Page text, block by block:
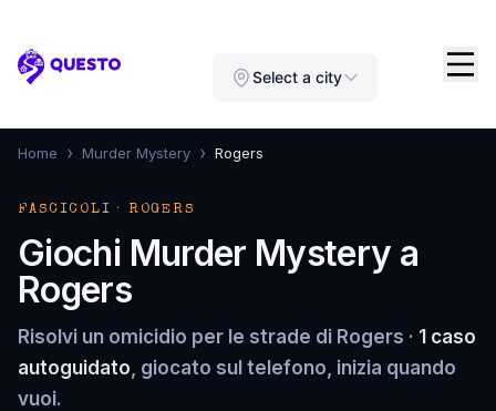
Questo Select a city
Home › Murder Mystery › Rogers
FASCICOLI · ROGERS
Giochi Murder Mystery a
Rogers
Risolvi un omicidio per le strade di Rogers · 1 caso
autoguidato, giocato sul telefono, inizia quando
vuoi.